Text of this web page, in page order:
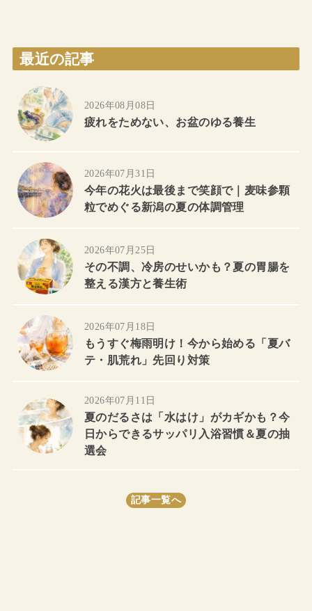
最近の記事
2026年08月08日
疲れをためない、お盆のゆる養生
2026年07月31日
今年の花火は最後まで笑顔で｜麦味参顆
粒でめぐる新潟の夏の体調管理
2026年07月25日
その不調、冷房のせいかも？夏の胃腸を
整える漢方と養生術
2026年07月18日
もうすぐ梅雨明け！今から始める「夏バ
テ・肌荒れ」先回り対策
2026年07月11日
夏のだるさは「水はけ」がカギかも？今
日からできるサッパリ入浴習慣＆夏の抽
選会
記事一覧へ